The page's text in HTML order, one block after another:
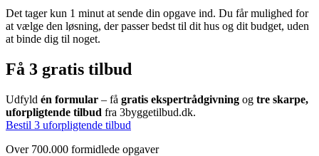
Det tager kun 1 minut at sende din opgave ind. Du får mulighed for
at vælge den løsning, der passer bedst til dit hus og dit budget, uden
at binde dig til noget.
Få 3 gratis tilbud
Udfyld én formular – få gratis ekspertrådgivning og tre skarpe,
uforpligtende tilbud fra 3byggetilbud.dk.
Bestil 3 uforpligtende tilbud
Over 700.000 formidlede opgaver